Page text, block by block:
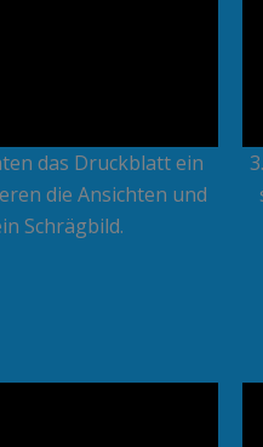
das Druckblatt ein
die Ansichten und
Schrägbild.